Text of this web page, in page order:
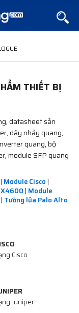
THIẾT BỊ
datasheet sản
dây nhảy quang,
quang, bộ
module SFP quang
| Module Cisco|
| Module
| Tường lửa Palo Alto
Cisco
Juniper